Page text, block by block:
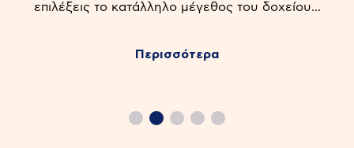
επιλέξεις το κατάλληλο μέγεθος του δοχείου...
Περισσότερα